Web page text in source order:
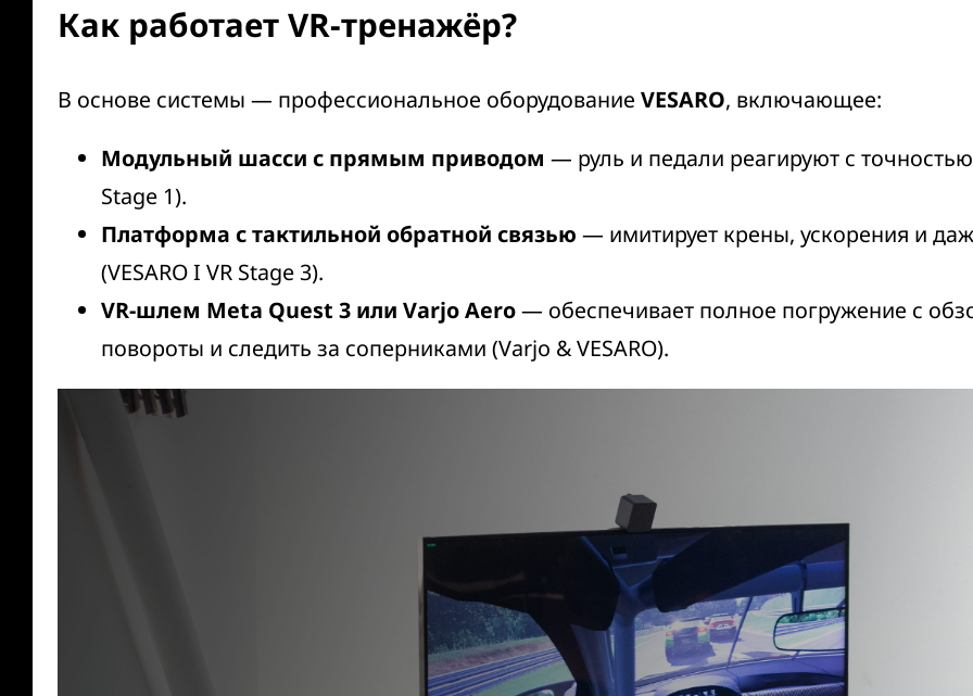
Как работает VR-тренажёр?
В основе системы — профессиональное оборудование VESARO, включающее:
Модульный шасси с прямым приводом — руль и педали реагируют с
Stage 1).
Платформа с тактильной обратной связью — имитирует крены, ускорения и
(VESARO I VR Stage 3).
VR-шлем Meta Quest 3 или Varjo Aero— обеспечивает полное погружение с
повороты и следить за соперниками (Varjo & VESARO).